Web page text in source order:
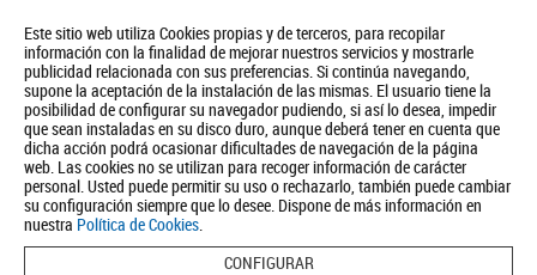
Este sitio web utiliza Cookies propias y de terceros, para recopilar
información con la finalidad de mejorar nuestros servicios y mostrarle
publicidad relacionada con sus preferencias. Si continúa navegando,
supone la aceptación de la instalación de las mismas. El usuario tiene la
posibilidad de configurar su navegador pudiendo, si así lo desea, impedir
que sean instaladas en su disco duro, aunque deberá tener en cuenta que
dicha acción podrá ocasionar dificultades de navegación de la página
web. Las cookies no se utilizan para recoger información de carácter
personal. Usted puede permitir su uso o rechazarlo, también puede cambiar
su configuración siempre que lo desee. Dispone de más información en
nuestra Política de Cookies.
CONFIGURAR
Quiénes somos Turismo Política de Privacidad Aviso Legal
Política de Cookies
BUSCAR